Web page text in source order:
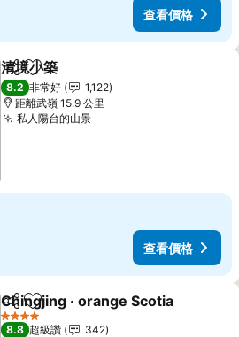
查看價格
分享 加入我的最愛
清境小築
8.2 非常好
1,122
距離武嶺 15.9 公里
私人陽台的山景查看價格
查看價格
分享 加入我的最愛
Chingjing ‧ orange Scotia
4 星級
8.8 超級讚
342